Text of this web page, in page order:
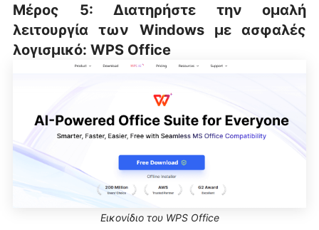
Μέρος 5: Διατηρήστε την ομαλή
λειτουργία των Windows με ασφαλές
λογισμικό: WPS Office
Εικονίδιο του WPS Office